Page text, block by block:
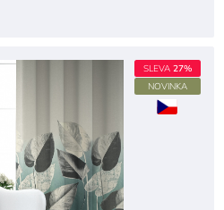
SLEVA 27%
NOVINKA